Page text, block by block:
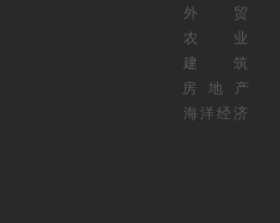
外 贸
农 业
建 筑
房 地 产
海洋经济